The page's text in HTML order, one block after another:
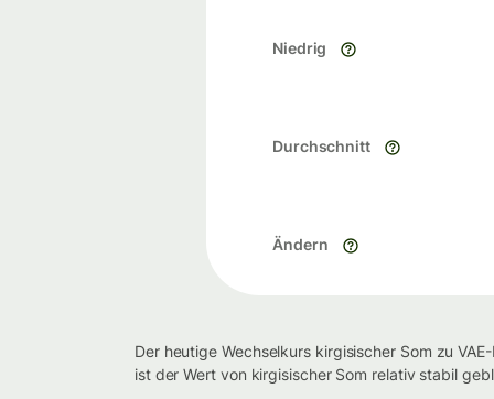
Niedrig
Durchschnitt
Ändern
Der heutige Wechselkurs kirgisischer Som zu
ist der Wert von kirgisischer Som relativ stabil